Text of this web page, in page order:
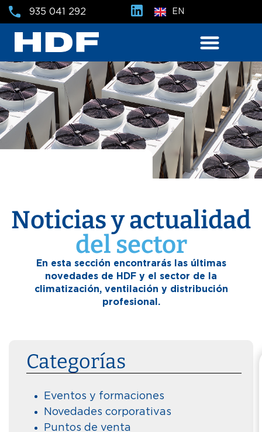
935 041 292 EN
Noticias y actualidad
del sector
En esta sección encontrarás las últimas
novedades de HDF y el sector de la
climatización, ventilación y distribución
profesional.
Categorías
Eventos y formaciones
Novedades corporativas
Puntos de venta